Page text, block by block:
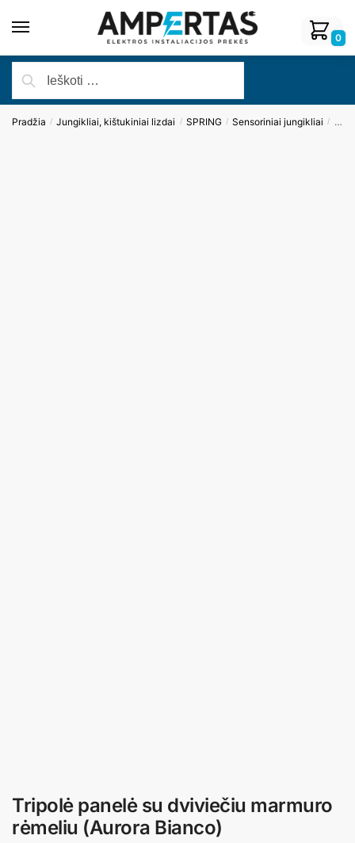
0
Pradžia / Jungikliai, kištukiniai lizdai / SPRING / Sensoriniai jungikliai /
Tripolė panelė su dviviečiu marmuro
rėmeliu (Aurora Bianco)